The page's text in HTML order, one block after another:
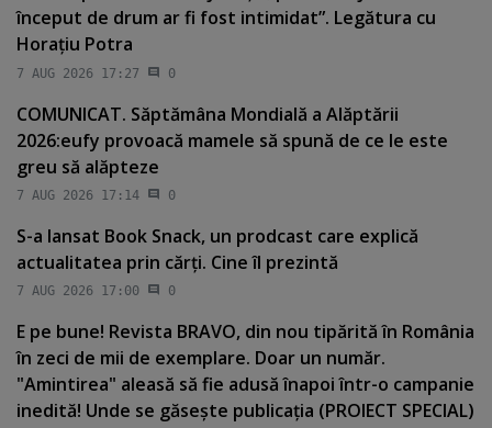
început de drum ar fi fost intimidat”. Legătura cu
Horaţiu Potra
7 AUG 2026 17:27 0
COMUNICAT. Săptămâna Mondială a Alăptării
2026:eufy provoacă mamele să spună de ce le este
greu să alăpteze
7 AUG 2026 17:14 0
S-a lansat Book Snack, un prodcast care explică
actualitatea prin cărţi. Cine îl prezintă
7 AUG 2026 17:00 0
E pe bune! Revista BRAVO, din nou tipărită în România
în zeci de mii de exemplare. Doar un număr.
"Amintirea" aleasă să fie adusă înapoi într-o campanie
inedită! Unde se găseşte publicaţia (PROIECT SPECIAL)